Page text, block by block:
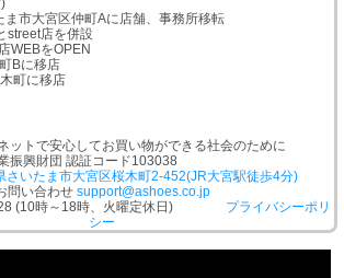
市大宮区仲町Aに店舗、事務所移転
店を併設
WEBをOPEN
Bに移店
町に移店
ットで安心してお買い物ができる社会のために
振興財団 認証コード103038
さいたま市大宮区桜木町2-452(JR大宮駅徒歩4分)
問い合わせ support@ashoes.co.jp
(10時～18時、火曜定休日) プライバシーポリ
シー